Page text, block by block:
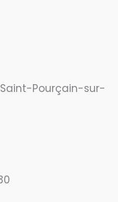
Saint-Pourçain-sur-